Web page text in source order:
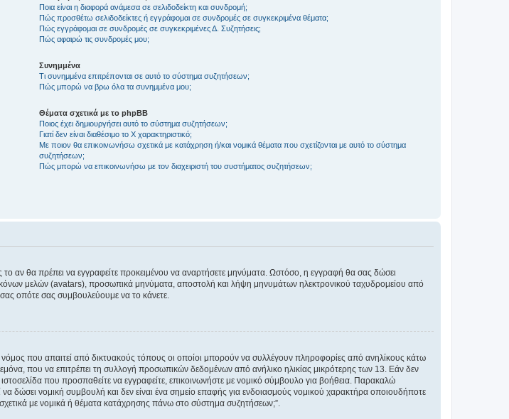
Ποια είναι η διαφορά ανάμεσα σε σελιδοδείκτη και συνδρομή;
Πώς προσθέτω σελιδοδείκτες ή εγγράφομαι σε συνδρομές σε συγκεκριμένα θέματα;
Πώς εγγράφομαι σε συνδρομές σε συγκεκριμένες Δ. Συζητήσεις;
Πώς αφαιρώ τις συνδρομές μου;
Συνημμένα
Τι συνημμένα επιτρέπονται σε αυτό το σύστημα συζητήσεων;
Πώς μπορώ να βρω όλα τα συνημμένα μου;
Θέματα σχετικά με το phpBB
Ποιος έχει δημιουργήσει αυτό το σύστημα συζητήσεων;
Γιατί δεν είναι διαθέσιμο το Χ χαρακτηριστικό;
Με ποιον θα επικοινωνήσω σχετικά με κατάχρηση ή/και νομικά θέματα που σχετίζονται με αυτό το σύστημα
συζητήσεων;
Πώς μπορώ να επικοινωνήσω με τον διαχειριστή του συστήματος συζητήσεων;
αν θα πρέπει να εγγραφείτε προκειμένου να αναρτήσετε μηνύματα. Ωστόσο, η εγγραφή θα σας δώσει
μελών (avatars), προσωπικά μηνύματα, αποστολή και λήψη μηνυμάτων ηλεκτρονικού ταχυδρομείου από
οπότε σας συμβουλεύουμε να το κάνετε.
που απαιτεί από δικτυακούς τόπους οι οποίοι μπορούν να συλλέγουν πληροφορίες από ανηλίκους κάτω
που να επιτρέπει τη συλλογή προσωπικών δεδομένων από ανήλικο ηλικίας μικρότερης των 13. Εάν δεν
που προσπαθείτε να εγγραφείτε, επικοινωνήστε με νομικό σύμβουλο για βοήθεια. Παρακαλώ
δώσει νομική συμβουλή και δεν είναι ένα σημείο επαφής για ενδοιασμούς νομικού χαρακτήρα οποιουδήποτε
με νομικά ή θέματα κατάχρησης πάνω στο σύστημα συζητήσεων;”.